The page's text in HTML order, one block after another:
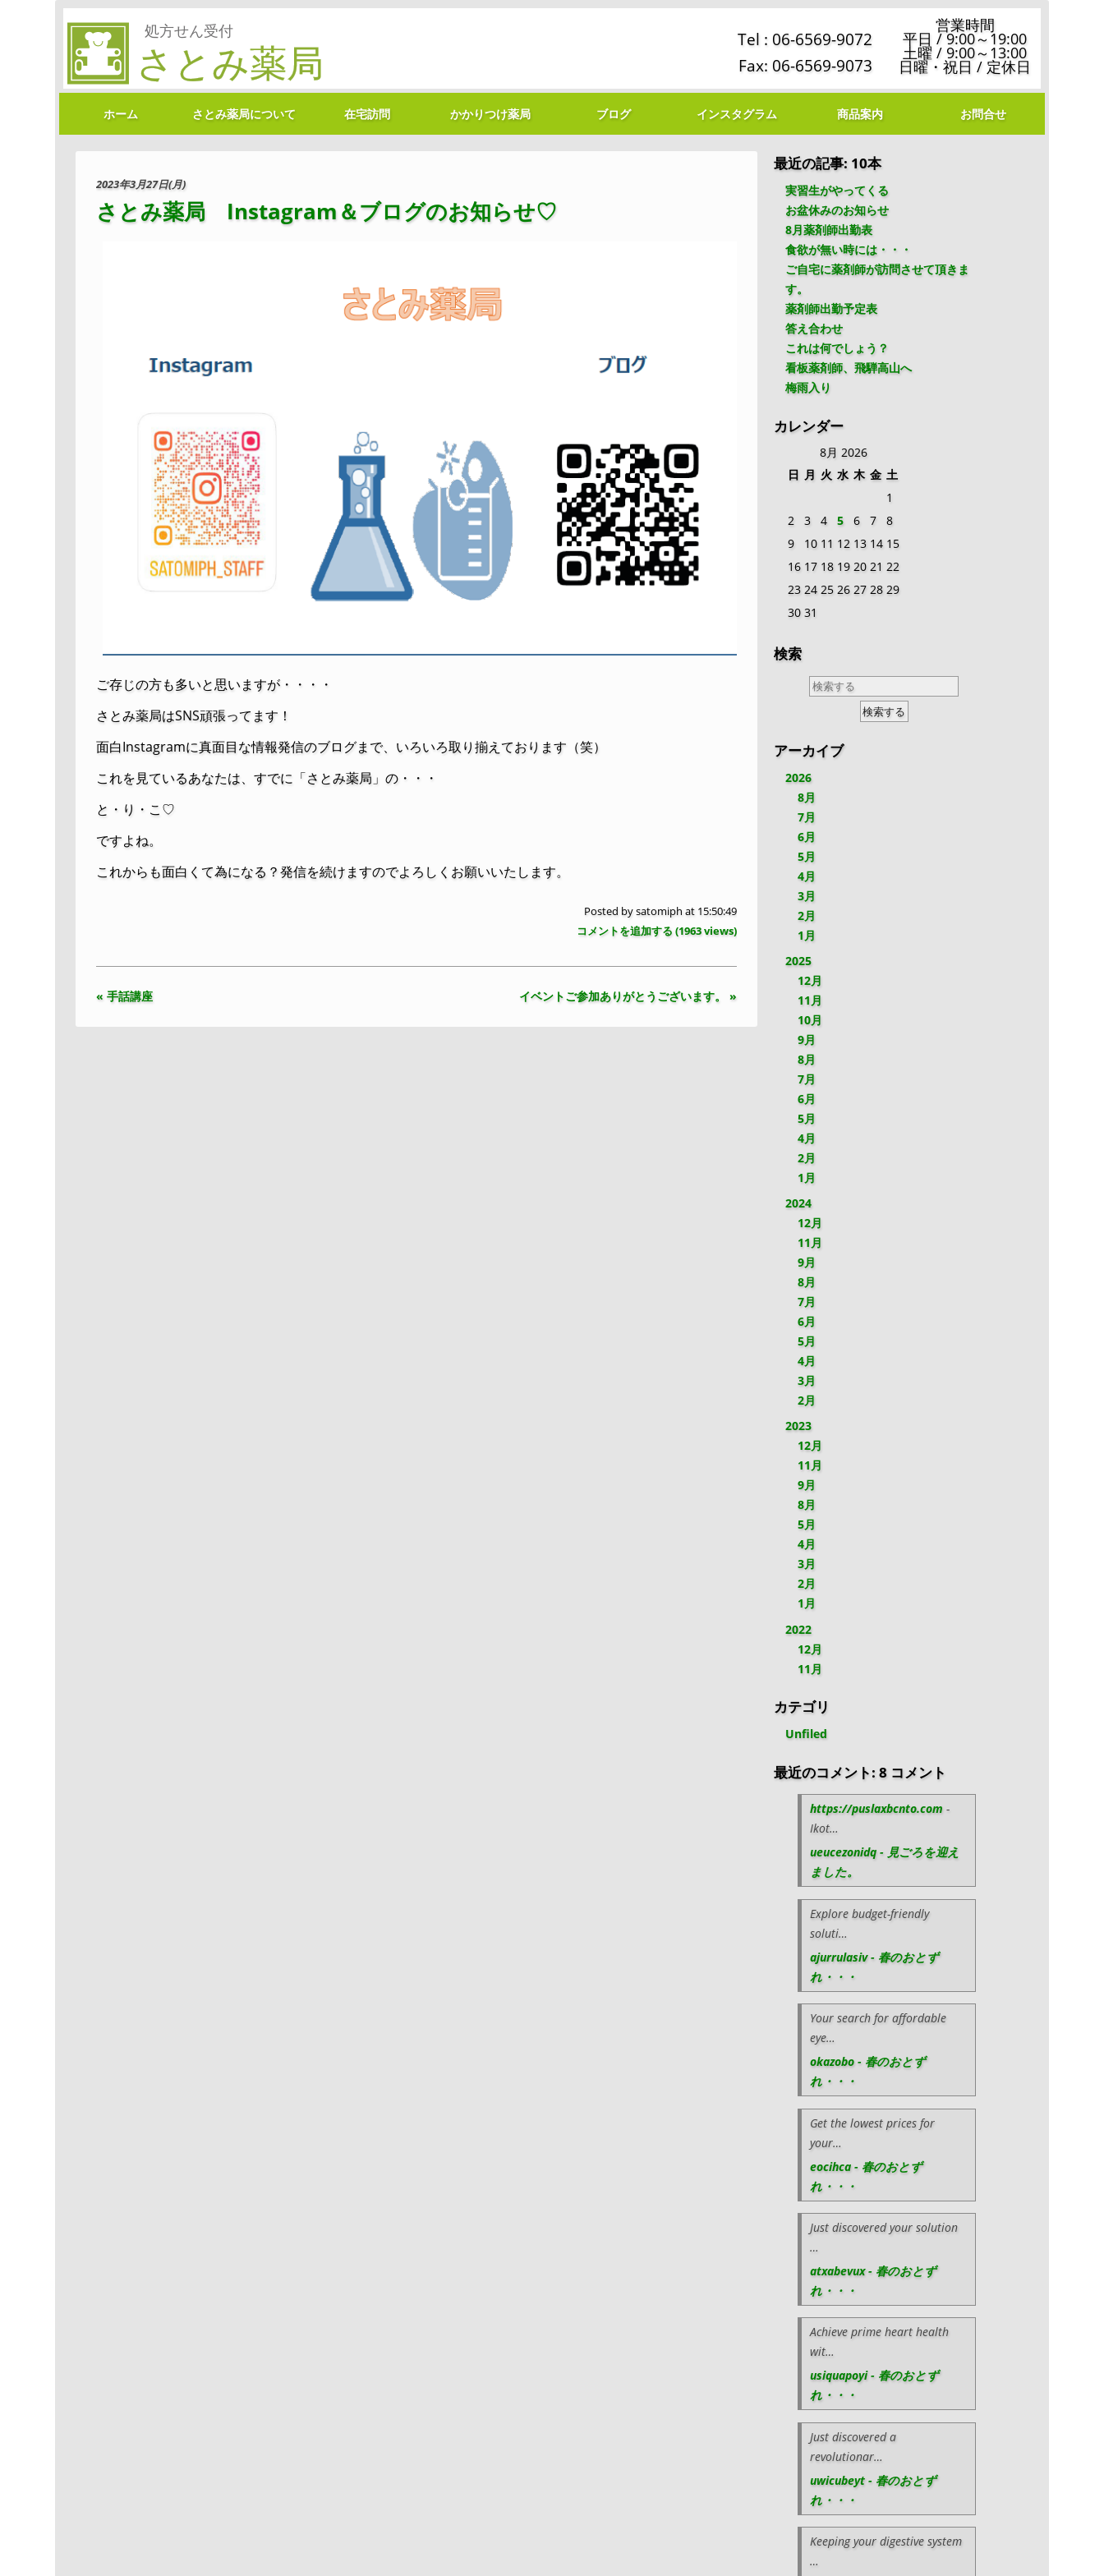
Tel : 06-6569-9072
Fax: 06-6569-9073
営業時間
平日 / 9:00～19:00
土曜 / 9:00～13:00
日曜・祝日 / 定休日
ホーム さとみ薬局について 在宅訪問 かかりつけ薬局 ブログ インスタグラム 商品案内 お問合せ
2023年3月27日(月)
さとみ薬局 Instagram＆ブログのお知らせ♡
ご存じの方も多いと思いますが・・・・
さとみ薬局はSNS頑張ってます！
面白Instagramに真面目な情報発信のブログまで、いろいろ取り揃えております（笑）
これを見ているあなたは、すでに「さとみ薬局」の・・・
と・り・こ♡
ですよね。
これからも面白くて為になる？発信を続けますのでよろしくお願いいたします。
Posted bysatomiph at 15:50:49
コメントを追加する (1963views)
イベントご参加ありがとうございます。 »
« 手話講座
最近の記事: 10本
実習生がやってくる
お盆休みのお知らせ
8月薬剤師出勤表
食欲が無い時には・・・
ご自宅に薬剤師が訪問させて頂きま
す。
薬剤師出勤予定表
答え合わせ
これは何でしょう？
看板薬剤師、飛騨高山へ
梅雨入り
カレンダー
8月 2026
日 月 火 水 木 金 土
1
2
3 4 5 6 7
8
9
10 11 12 13 14 15
16 17 18 19 20 21 22
23 24 25 26 27 28 29
30 31
検索
アーカイブ
2026
8月
7月
6月
5月
4月
3月
2月
1月
2025
12月
11月
10月
9月
8月
7月
6月
5月
4月
2月
1月
2024
12月
11月
9月
8月
7月
6月
5月
4月
3月
2月
2023
12月
11月
9月
8月
5月
4月
3月
2月
1月
2022
12月
11月
カテゴリ
Unfiled
最近のコメント: 8 コメント
https://puslaxbcnto.com -
Ikot…
ueucezonidq - 見ごろを迎え
ました。
Explore budget-friendly
soluti…
ajurrulasiv - 春のおとず
れ・・・
Your search for affordable
eye…
okazobo - 春のおとず
れ・・・
Get the lowest prices for
your…
eocihca - 春のおとず
れ・・・
Just discovered your solution
…
atxabevux - 春のおとず
れ・・・
Achieve prime heart health
wit…
usiquapoyi - 春のおとず
れ・・・
Just discovered a
revolutionar…
uwicubeyt - 春のおとず
れ・・・
Keeping your digestive system
…